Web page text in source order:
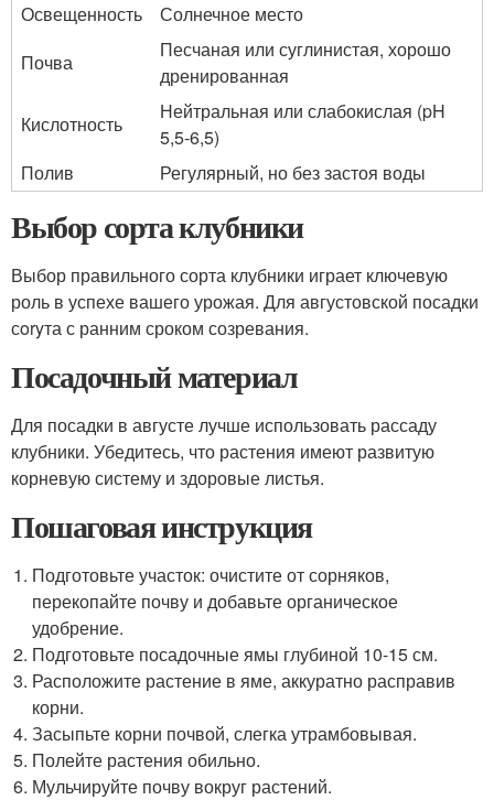
Освещенность
Солнечное место
Почва
Песчаная или суглинистая, хорошо
дренированная
Кислотность
Нейтральная или слабокислая (pH
5,5-6,5)
Полив
Регулярный, но без застоя воды
Выбор сорта клубники
Выбор правильного сорта клубники играет ключевую
роль в успехе вашего урожая. Для августовской посадки
сoryта с ранним сроком созревания.
Посадочный материал
Для посадки в августе лучше использовать рассаду
клубники. Убедитесь, что растения имеют развитую
корневую систему и здоровые листья.
Пошаговая инструкция
Подготовьте участок: очистите от сорняков,
перекопайте почву и добавьте органическое
удобрение.
Подготовьте посадочные ямы глубиной 10-15 см.
Расположите растение в яме, аккуратно расправив
корни.
Засыпьте корни почвой, слегка утрамбовывая.
Полейте растения обильно.
Мульчируйте почву вокруг растений.